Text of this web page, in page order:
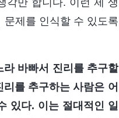
각만 합니다. 이런 제 생
제를 인식할 수 있도록
라 바빠서 진리를 추구할
를 추구하는 사람은 어
있다. 이는 절대적인 일